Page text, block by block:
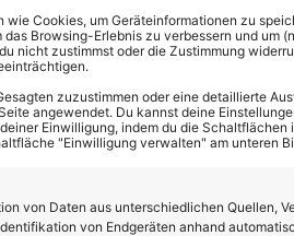
wie Cookies, um Geräteinformationen zu
Browsing-Erlebnis zu verbessern und um
nicht zustimmst oder die Zustimmung
zuzustimmen oder eine detaillierte
angewendet. Du kannst deine
Einwilligung, indem du die
"Einwilligung verwalten" am unteren
von Daten aus unterschiedlichen Quellen,
von Endgeräten anhand
auf Tour:
Fotos aus Dortmund